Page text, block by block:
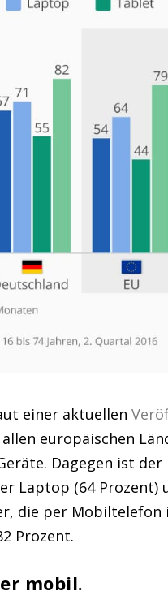
einer aktuellen
europäischen
Dagegen ist der
Laptop (64 Prozent)
die per Mobiltelefon
Prozent.
mobil.